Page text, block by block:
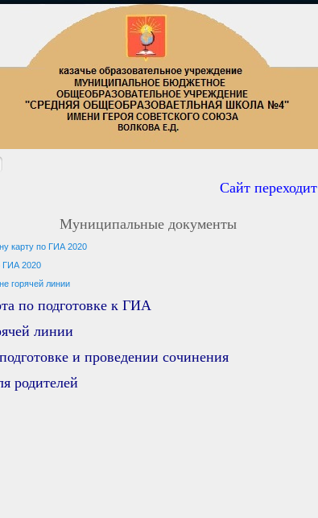
Сайт
Муниципальные документы
карту по ГИА 2020
ГИА 2020
горячей линии
по подготовке к ГИА
линии
и проведении сочинения
родителей